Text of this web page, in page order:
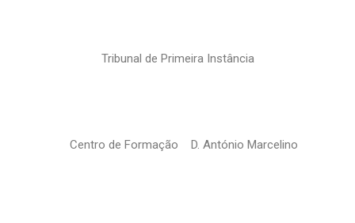
Tribunal de Primeira Instância
Centro de Formação D. António Marcelino